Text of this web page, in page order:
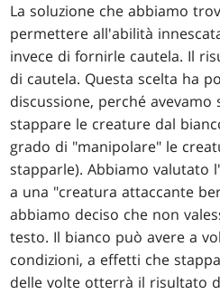
La soluzione che abbiamo
permettere all'abilità
invece di fornirle cautela. Il
di cautela. Questa scelta ha
discussione, perché
stappare le creature dal
grado di "manipolare" le
stapparle). Abbiamo valutato
a una "creatura attaccante
abbiamo deciso che non
testo. Il bianco può avere a
condizioni, a effetti che
delle volte otterrà il risultato